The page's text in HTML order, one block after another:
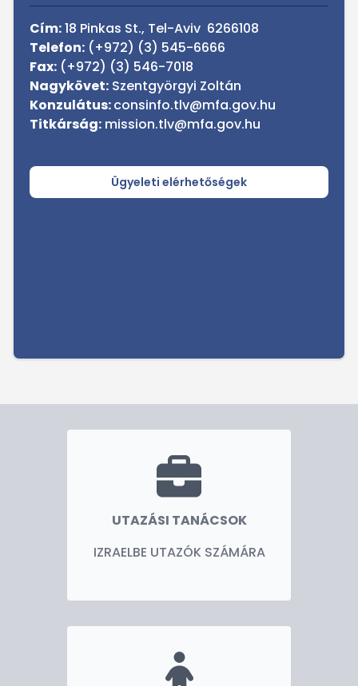
Cím:18 Pinkas St., Tel-Aviv 6266108
Telefon: (+972) (3) 545-6666
Fax: (+972) (3) 546-7018
Nagykövet: Szentgyörgyi Zoltán
Konzulátus:consinfo.tlv@mfa.gov.hu
Titkárság: mission.tlv@mfa.gov.hu
Ügyeleti elérhetőségek
UTAZÁSI TANÁCSOK
IZRAELBE UTAZÓK SZÁMÁRA